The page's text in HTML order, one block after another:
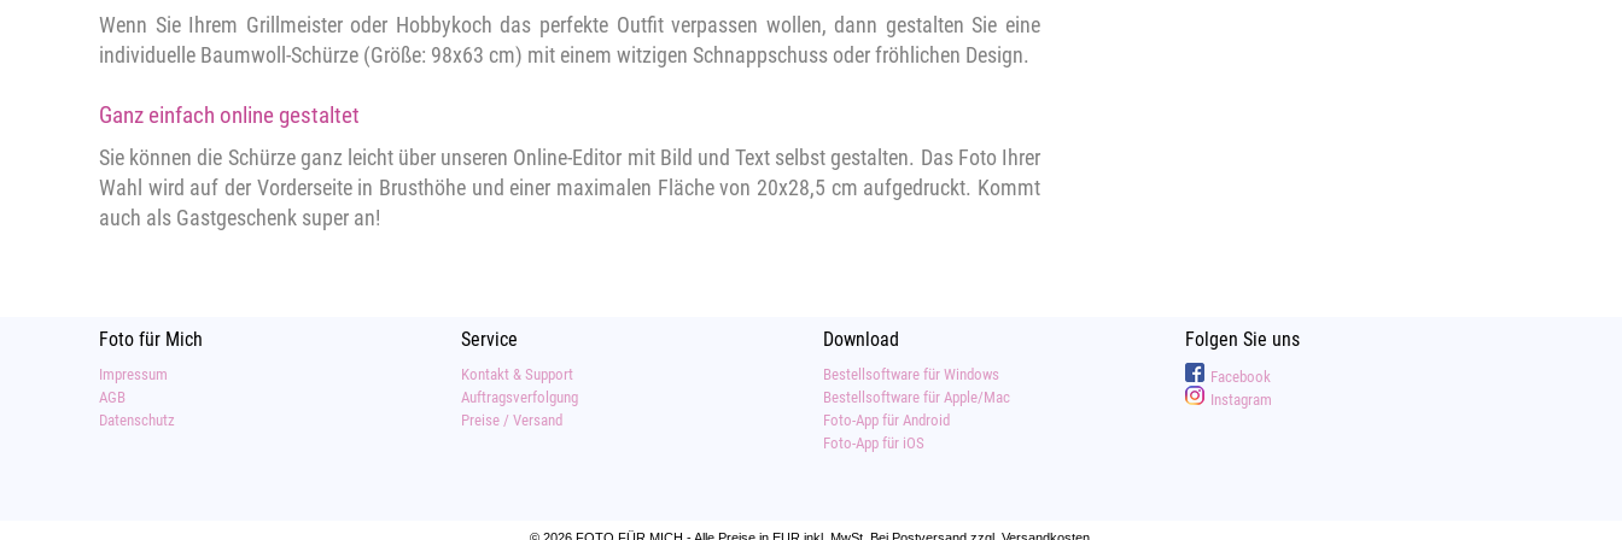
Wenn Sie Ihrem Grillmeister oder Hobbykoch das perfekte Outfit verpassen wollen, dann gestalten Sie eine
individuelle Baumwoll-Schürze (Größe: 98x63 cm) mit einem witzigen Schnappschuss oder fröhlichen Design.
Ganz einfach online gestaltet
Sie können die Schürze ganz leicht über unseren Online-Editor mit Bild und Text selbst gestalten. Das Foto Ihrer
Wahl wird auf der Vorderseite in Brusthöhe und einer maximalen Fläche von 20x28,5 cm aufgedruckt. Kommt
auch als Gastgeschenk super an!
Foto für Mich
Impressum
AGB
Datenschutz
Service
Kontakt & Support
Auftragsverfolgung
Preise / Versand
Download
Bestellsoftware für Windows
Bestellsoftware für Apple/Mac
Foto-App für Android
Foto-App für iOS
Folgen Sie uns
Facebook
Instagram